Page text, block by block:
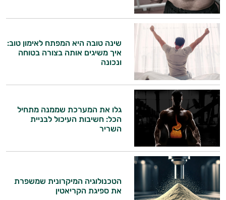
שינה טובה היא המפתח לאימון טוב:
איך משיגים אותה בצורה בטוחה
ונכונה
גלו את המערכת שממנה מתחיל
הכל: חשיבות העיכול לבניית
השריר
הטכנולוגיה המיקרונית שמשפרת
את ספיגת הקריאטין